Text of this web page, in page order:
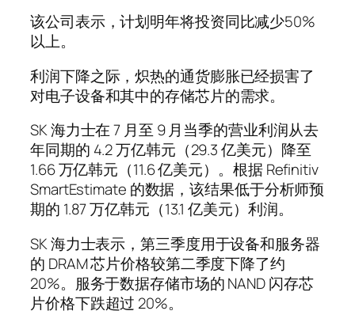
该公司表示，计划明年将投资同比减少50%
以上。
利润下降之际，炽热的通货膨胀已经损害了
对电子设备和其中的存储芯片的需求。
SK 海力士在 7 月至 9 月当季的营业利润从去
年同期的 4.2 万亿韩元（29.3 亿美元）降至
1.66 万亿韩元（11.6 亿美元）。根据 Refinitiv
SmartEstimate 的数据，该结果低于分析师预
期的 1.87 万亿韩元（13.1 亿美元）利润。
SK 海力士表示，第三季度用于设备和服务器
的 DRAM 芯片价格较第二季度下降了约
20%。服务于数据存储市场的 NAND 闪存芯
片价格下跌超过 20%。